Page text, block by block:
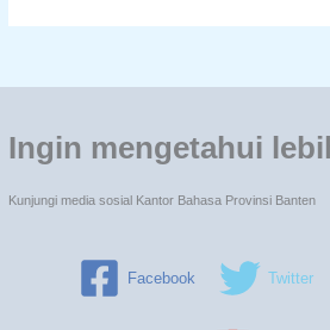
Ingin mengetahui
Kunjungi media sosial Kantor Bahasa Provinsi Banten
Facebook Twitter